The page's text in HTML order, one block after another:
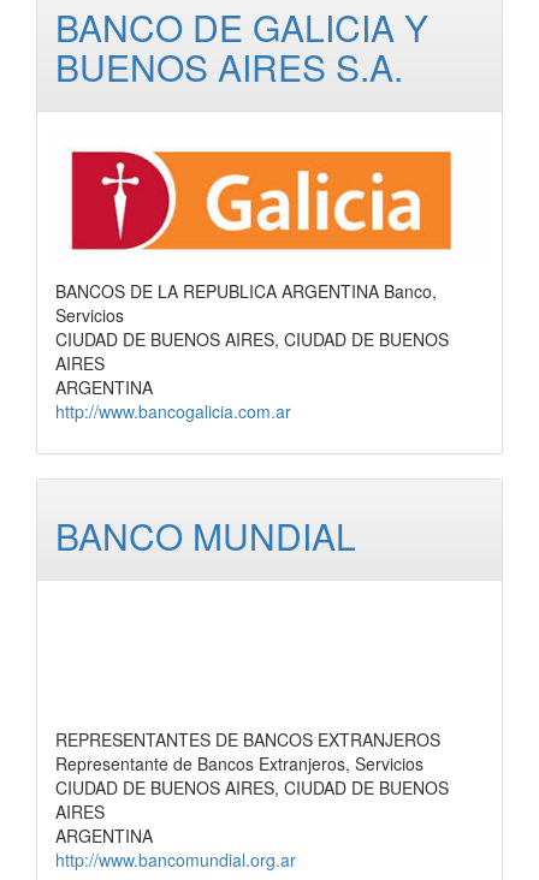
BANCO DE GALICIA Y
BUENOS AIRES S.A.
BANCOS DE LA REPUBLICA ARGENTINA Banco,
Servicios
CIUDAD DE BUENOS AIRES, CIUDAD DE BUENOS
AIRES
ARGENTINA
http://www.bancogalicia.com.ar
BANCO MUNDIAL
REPRESENTANTES DE BANCOS EXTRANJEROS
Representante de Bancos Extranjeros, Servicios
CIUDAD DE BUENOS AIRES, CIUDAD DE BUENOS
AIRES
ARGENTINA
http://www.bancomundial.org.ar